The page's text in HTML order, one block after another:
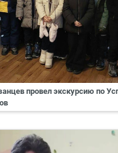
провел экскурсию по